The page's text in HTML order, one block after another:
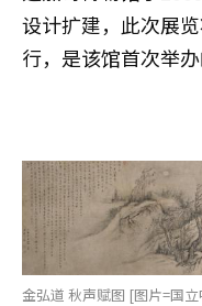
设计扩建，此次展
行，是该馆首次举
金弘道 秋声赋图 [图片=国